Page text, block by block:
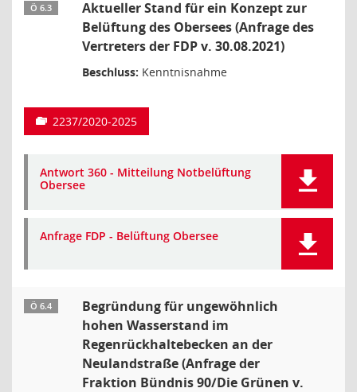
Ö 6.3
Aktueller Stand für ein Konzept zur
Belüftung des Obersees (Anfrage des
Vertreters der FDP v. 30.08.2021)
Beschluss: Kenntnisnahme
2237/2020-2025
Antwort 360 - Mitteilung Notbelüftung
Obersee
Anfrage FDP - Belüftung Obersee
Ö 6.4
Begründung für ungewöhnlich
hohen Wasserstand im
Regenrückhaltebecken an der
Neulandstraße (Anfrage der
Fraktion Bündnis 90/Die Grünen v.